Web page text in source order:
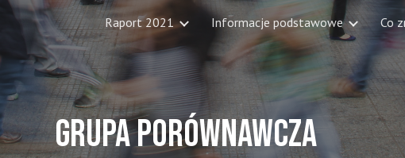
Skip to main content Skip to navigation
Raport 2021 Informacje podstawowe Co
GRUPA PORÓWNAWCZA